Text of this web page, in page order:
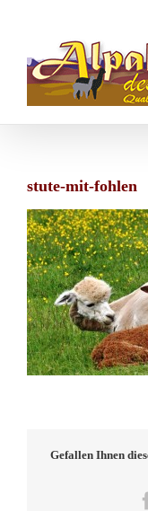
stute-mit-fohlen
Gefallen Ihnen